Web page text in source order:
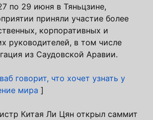
по 29 июня в Тяньцзине,
приняли участие более
корпоративных и
руководителей, в том числе
из Саудовской Аравии.
говорит, что хочет узнать у
мира ]
Китая Ли Цян открыл саммит